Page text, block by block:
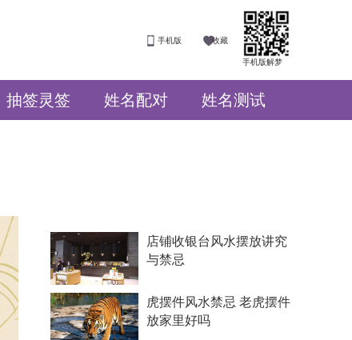
手机版解梦
手机版 收藏
抽签灵签 姓名配对 姓名测试
店铺收银台风水摆放讲究
与禁忌
虎摆件风水禁忌 老虎摆件
放家里好吗